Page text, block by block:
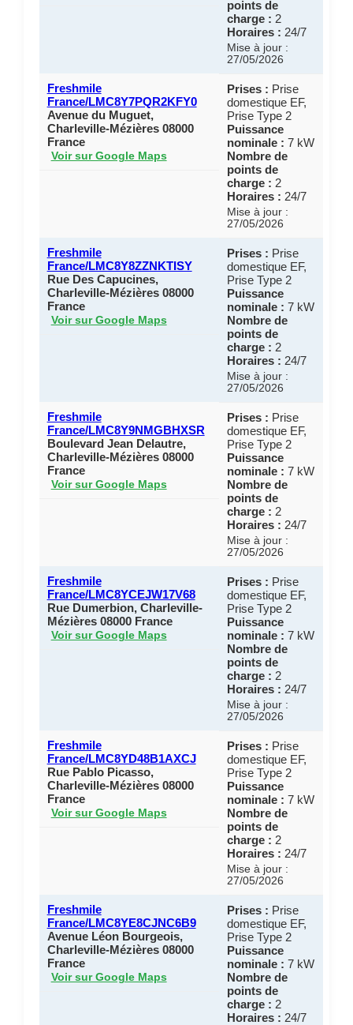
points de
charge : 2
Horaires : 24/7
Mise à jour :
27/05/2026
Freshmile
France/LMC8Y7PQR2KFY0
Avenue du Muguet,
Charleville-Mézières 08000
France
Voir sur Google Maps
Prises : Prise
domestique EF,
Prise Type 2
Puissance
nominale : 7 kW
Nombre de
points de
charge : 2
Horaires : 24/7
Mise à jour :
27/05/2026
Freshmile
France/LMC8Y8ZZNKTISY
Rue Des Capucines,
Charleville-Mézières 08000
France
Voir sur Google Maps
Prises : Prise
domestique EF,
Prise Type 2
Puissance
nominale : 7 kW
Nombre de
points de
charge : 2
Horaires : 24/7
Mise à jour :
27/05/2026
Freshmile
France/LMC8Y9NMGBHXSR
Boulevard Jean Delautre,
Charleville-Mézières 08000
France
Voir sur Google Maps
Prises : Prise
domestique EF,
Prise Type 2
Puissance
nominale : 7 kW
Nombre de
points de
charge : 2
Horaires : 24/7
Mise à jour :
27/05/2026
Freshmile
France/LMC8YCEJW17V68
Rue Dumerbion, Charleville-
Mézières 08000 France
Voir sur Google Maps
Prises : Prise
domestique EF,
Prise Type 2
Puissance
nominale : 7 kW
Nombre de
points de
charge : 2
Horaires : 24/7
Mise à jour :
27/05/2026
Freshmile
France/LMC8YD48B1AXCJ
Rue Pablo Picasso,
Charleville-Mézières 08000
France
Voir sur Google Maps
Prises : Prise
domestique EF,
Prise Type 2
Puissance
nominale : 7 kW
Nombre de
points de
charge : 2
Horaires : 24/7
Mise à jour :
27/05/2026
Freshmile
France/LMC8YE8CJNC6B9
Avenue Léon Bourgeois,
Charleville-Mézières 08000
France
Voir sur Google Maps
Prises : Prise
domestique EF,
Prise Type 2
Puissance
nominale : 7 kW
Nombre de
points de
charge : 2
Horaires : 24/7